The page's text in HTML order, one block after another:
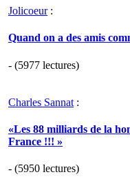
Jolicoeur:
Quand on a des amis
- (5977 lectures)
Charles Sannat :
«Les 88 milliards de la
France !!! »
- (5950 lectures)